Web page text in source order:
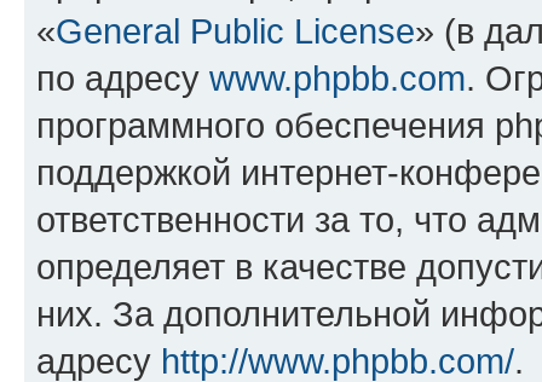
«General Public License» (в
по адресу www.phpbb.com.
программного обеспечения
поддержкой интернет-
ответственности за то, что
определяет в качестве
них. За дополнительной
адресу http://www.phpbb.com/.